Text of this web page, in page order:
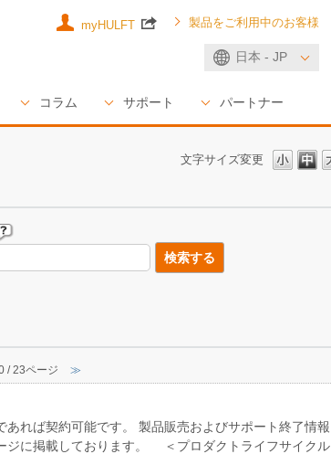
日本 - JP
コラム サポート パートナー
myHULFT 製品をご利用中のお客様
文字サイズ変更
/ 23ページ ≫
れば契約可能です。 製品販売およびサポート終了情報
ジに掲載しております。 ＜プロダクトライフサイクル